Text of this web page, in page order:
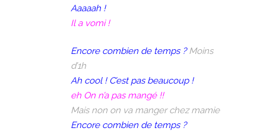
Aaaaah !
Il a vomi !
Encore combien de temps ?Moins
d’1h
Ah cool ! C’est pas beaucoup !
eh On n’a pas mangé !!
Mais non on va manger chez mamie
Encore combien de temps ?